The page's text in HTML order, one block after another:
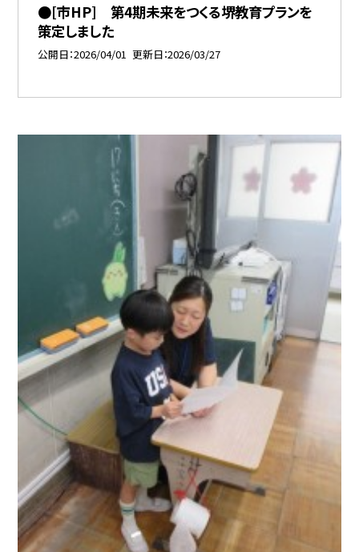
●[市HP] 第4期未来をつくる堺教育プランを
策定しました
公開日 2026/04/01 更新日 2026/03/27